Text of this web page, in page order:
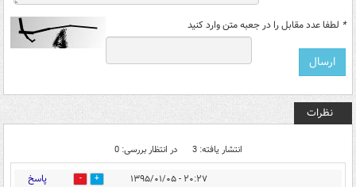
* لطفا عدد مقابل را در جعبه متن وارد کنید
نظرات
انتشار یافته: 3 در انتظار بررسی: 0
۲۰:۲۷ - ۱۳۹۵/۰۱/۰۵ 0 پاسخ